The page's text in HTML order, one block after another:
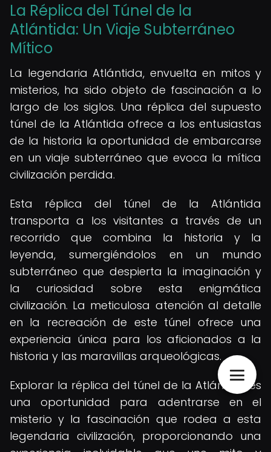
La Réplica del Túnel de la
Atlántida: Un Viaje Subterráneo
Mítico
La legendaria Atlántida, envuelta en mitos y
misterios, ha sido objeto de fascinación a lo
largo de los siglos. Una réplica del supuesto
túnel de la Atlántida ofrece a los entusiastas
de la historia la oportunidad de embarcarse
en un viaje subterráneo que evoca la mítica
civilización perdida.
Esta réplica del túnel de la Atlántida
transporta a los visitantes a través de un
recorrido que combina la historia y la
leyenda, sumergiéndolos en un mundo
subterráneo que despierta la imaginación y
la curiosidad sobre esta enigmática
civilización. La meticulosa atención al detalle
en la recreación de este túnel ofrece una
experiencia única para los aficionados a la
historia y las maravillas arqueológicas.
Explorar la réplica del túnel de la Atlántida es
una oportunidad para adentrarse en el
misterio y la fascinación que rodea a esta
legendaria civilización, proporcionando una